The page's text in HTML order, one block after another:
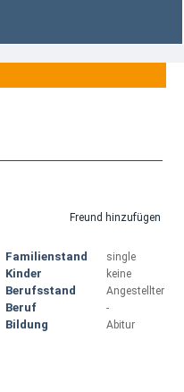
Freund hinzufügen
Familienstand single
Kinder keine
Berufsstand Angestellter
Beruf -
Bildung Abitur